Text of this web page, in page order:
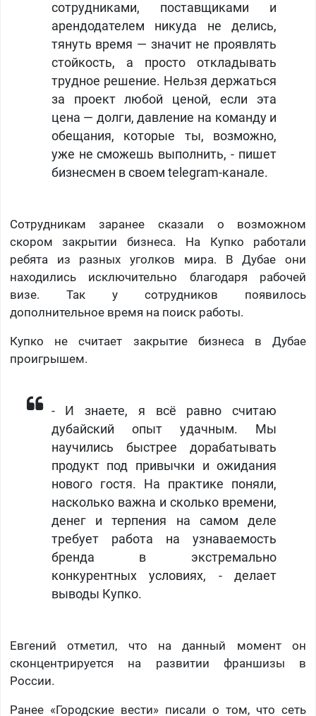
сотрудниками, поставщиками и
арендодателем никуда не делись,
тянуть время — значит не проявлять
стойкость, а просто откладывать
трудное решение. Нельзя держаться
за проект любой ценой, если эта
цена — долги, давление на команду и
обещания, которые ты, возможно,
уже не сможешь выполнить, - пишет
бизнесмен в своем telegram-канале.
Сотрудникам заранее сказали о возможном
скором закрытии бизнеса. На Купко работали
ребята из разных уголков мира. В Дубае они
находились исключительно благодаря рабочей
визе. Так у сотрудников появилось
дополнительное время на поиск работы.
Купко не считает закрытие бизнеса в Дубае
проигрышем.
- И знаете, я всё равно считаю
дубайский опыт удачным. Мы
научились быстрее дорабатывать
продукт под привычки и ожидания
нового гостя. На практике поняли,
насколько важна и сколько времени,
денег и терпения на самом деле
требует работа на узнаваемость
бренда в экстремально
конкурентных условиях, - делает
выводы Купко.
Евгений отметил, что на данный момент он
сконцентрируется на развитии франшизы в
России.
Ранее «Городские вести» писали о том, что сеть